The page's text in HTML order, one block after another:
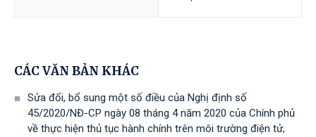
CÁC VĂN BẢN KHÁC
Sửa đổi, bổ sung một số điều của Nghị định số
45/2020/NĐ-CP ngày 08 tháng 4 năm 2020 của Chính phủ
về thực hiện thủ tục hành chính trên môi trường điện tử,